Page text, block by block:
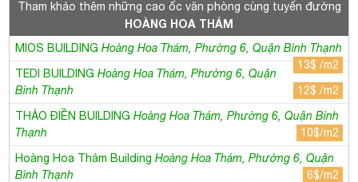
Tham khảo thêm những cao ốc văn phòng cùng tuyến đường
HOÀNG HOA THÁM
MIOS BUILDINGHoàng Hoa Thám, Phường 6, Quận Bình Thạnh
13$ /m2
TEDI BUILDINGHoàng Hoa Thám, Phường 6, Quận
Bình Thạnh
12$ /m2
THẢO ĐIỀN BUILDINGHoàng Hoa Thám, Phường 6, Quận Bình
Thạnh
10$/m2
Hoàng Hoa Thám BuildingHoàng Hoa Thám, Phường 6, Quận
Bình Thạnh
6$/m2